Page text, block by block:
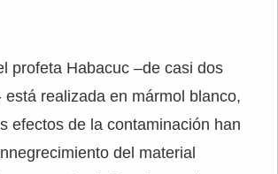
profeta Habacuc –de casi dos
está realizada en mármol blanco,
efectos de la contaminación han
del material